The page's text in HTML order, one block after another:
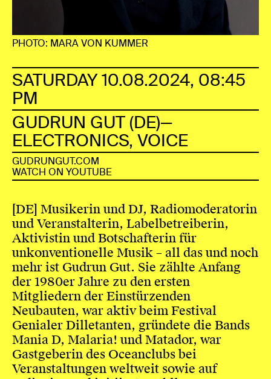
PHOTO: MARA VON KUMMER
SATURDAY 10.08.2024, 08:45
PM
GUDRUN GUT (DE)—
ELECTRONICS, VOICE
GUDRUNGUT.COM
WATCH ON YOUTUBE
[DE] Musikerin und DJ, Radiomoderatorin
und Veranstalterin, Labelbetreiberin,
Aktivistin und Botschafterin für
unkonventionelle Musik – all das und noch
mehr ist Gudrun Gut. Sie zählte Anfang
der 1980er Jahre zu den ersten
Mitgliedern der Einstürzenden
Neubauten, war aktiv beim Festival
Genialer Dilletanten, gründete die Bands
Mania D, Malaria! und Matador, war
Gastgeberin des Oceanclubs bei
Veranstaltungen weltweit sowie auf